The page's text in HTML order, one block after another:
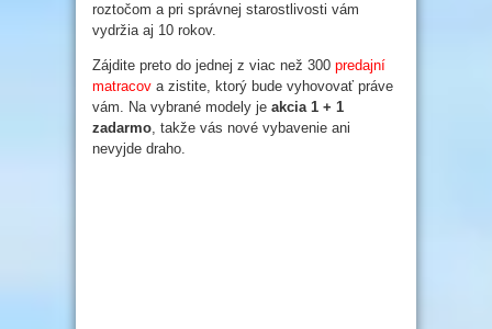
roztočom a pri správnej starostlivosti vám
vydržia aj 10 rokov.
Zájdite preto do jednej z viac než 300 predajní
matracov a zistite, ktorý bude vyhovovať práve
vám. Na vybrané modely je akcia 1 + 1
zadarmo, takže vás nové vybavenie ani
nevyjde draho.